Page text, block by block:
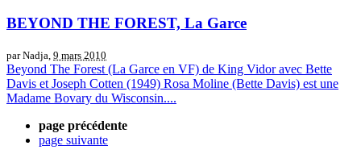
BEYOND THE FOREST, La Garce
par Nadja, 9 mars 2010
Beyond The Forest (La Garce en VF) de King Vidor avec Bette
Davis et Joseph Cotten (1949) Rosa Moline (Bette Davis) est une
Madame Bovary du Wisconsin....
page précédente
page suivante